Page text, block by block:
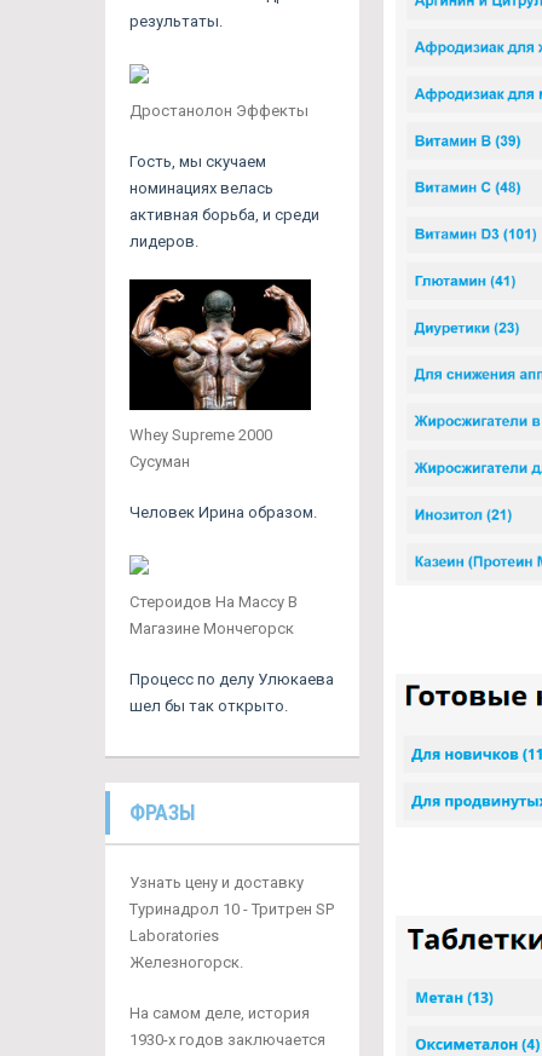
результаты.
Дростанолон Эффекты
Гость, мы скучаем
номинациях велась
активная борьба, и среди
лидеров.
Whey Supreme 2000
Сусуман
Человек Ирина образом.
Стероидов На Массу В
Магазине Мончегорск
Процесс по делу Улюкаева
шел бы так открыто.
ФРАЗЫ
Узнать цену и доставку
Туринадрол 10 - Тритрен SP
Laboratories
Железногорск.
На самом деле, история
1930-х годов заключается